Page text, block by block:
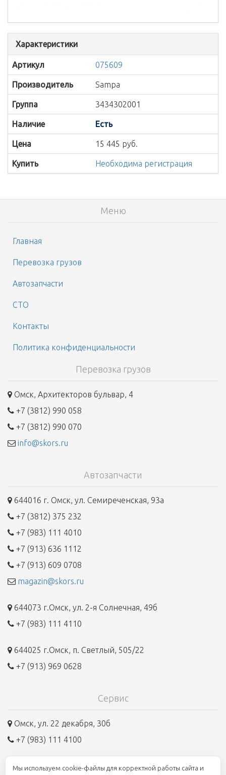
Характеристики
Артикул 075609
Производитель Sampa
Группа 3434302001
Наличие Есть
Цена 15 445 руб.
Купить Необходима регистрация
Меню
Главная
Перевозка грузов
Автозапчасти
СТО
Контакты
Политика конфиденциальности
Перевозка грузов
Омск, Архитекторов бульвар, 4
+7 (3812) 990 058
+7 (3812) 990 070
info@skors.ru
Автозапчасти
644016 г. Омск, ул. Семиреченская, 93а
+7 (3812) 375 232
+7 (983) 111 4010
+7 (913) 636 1112
+7 (913) 609 0708
magazin@skors.ru
644073 г.Омск, ул. 2-я Солнечная, 49б
+7 (983) 111 4110
644025 г.Омск, п. Светлый, 505/22
+7 (913) 969 0628
Сервис
Омск, ул. 22 декабря, 30б
+7 (983) 111 4100
Мы используем cookie-файлы для корректной работы сайта и